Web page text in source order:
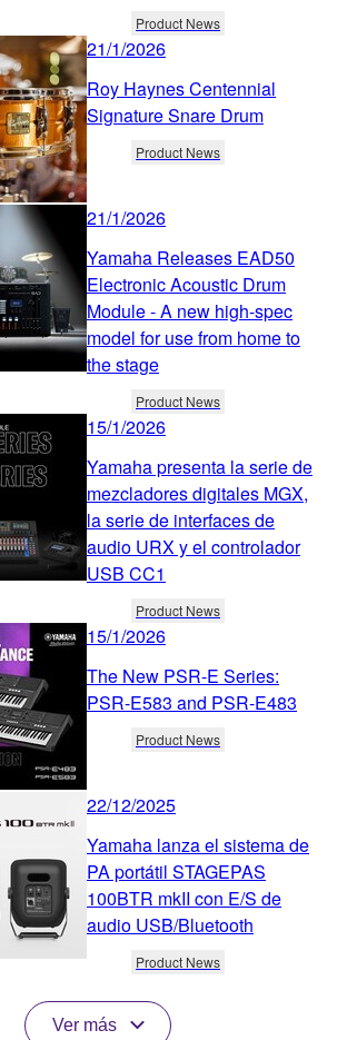
Product News
21/1/2026
Roy Haynes Centennial
Signature Snare Drum
Product News
21/1/2026
Yamaha Releases EAD50
Electronic Acoustic Drum
Module - A new high-spec
model for use from home to
the stage
Product News
15/1/2026
Yamaha presenta la serie de
mezcladores digitales MGX,
la serie de interfaces de
audio URX y el controlador
USB CC1
Product News
15/1/2026
The New PSR-E Series:
PSR-E583 and PSR-E483
Product News
22/12/2025
Yamaha lanza el sistema de
PA portátil STAGEPAS
100BTR mkII con E/S de
audio USB/Bluetooth
Product News
Ver más